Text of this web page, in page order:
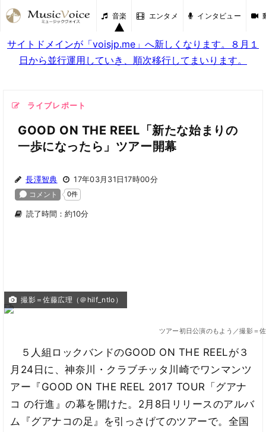
音楽 エンタメ インタビュー
サイトドメインが「voisjp.me」へ新しくなります。８月１
日から並行運用していき、順次移行してまいります。
ライブレポート
GOOD ON THE REEL「新たな始まりの
一歩になったら」ツアー開幕
長澤智典 17年03月31日17時00分
読了時間：約10分
撮影＝佐藤広理（＠hilf_ntlo）
ツアー初日公演のもよう／撮影＝
５人組ロックバンドのGOOD ON THE REELが３
月24日に、神奈川・クラブチッタ川崎でワンマンツ
アー『GOOD ON THE REEL 2017 TOUR「グアナ
コ の行進』の幕を開けた。2月8日リリースのアルバ
ム『グアナコの足』を引っさげてのツアーで。全国